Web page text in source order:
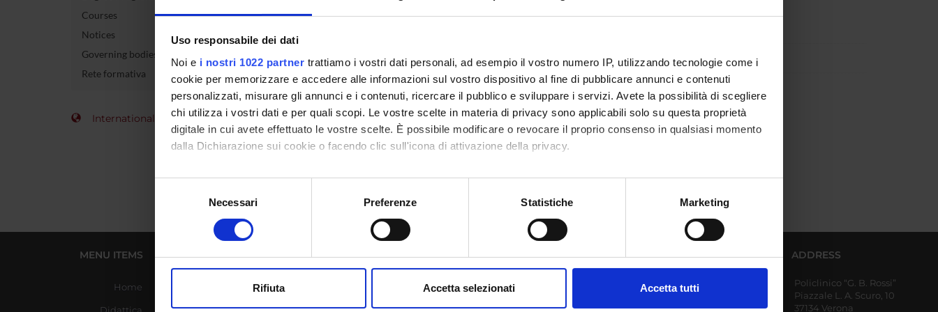
Uso responsabile dei dati
Noi e i nostri 1022 partner trattiamo i vostri dati personali, ad esempio il vostro numero IP, utilizzando tecnologie come i
cookie per memorizzare e accedere alle informazioni sul vostro dispositivo al fine di pubblicare annunci e contenuti
personalizzati, misurare gli annunci e i contenuti, ricercare il pubblico e sviluppare i servizi. Avete la possibilità di scegliere
chi utilizza i vostri dati e per quali scopi. Le vostre scelte in materia di privacy sono applicabili solo su questa proprietà
digitale in cui avete effettuato le vostre scelte. È possibile modificare o revocare il proprio consenso in qualsiasi momento
dalla Dichiarazione sui cookie o facendo clic sull'icona di attivazione della privacy.
Con il tuo consenso, vorremmo anche:
raccogliere informazioni sulla tua posizione geografica, con un'approssimazione di qualche metro,
digitali).
modificare o ritirare il tuo consenso in qualsiasi momento dalla Dichiarazione sui cookie.
Necessari Preferenze Statistiche Marketing
Rifiuta Accetta selezionati Accetta tutti
Courses
Notices
Governing bodies
Rete formativa
International Students
Academic sector MED/31 - OTORINOLARINGOIATRIA
MENU ITEMS
Home
USEFUL LINKS
Azienda Ospedaliera
AFFERENT DEPARTMENTS
Diagnostics and Public
ADDRESS
Policlinico “G. B. Rossi”
Piazzale L. A. Scuro, 10
37134 Verona